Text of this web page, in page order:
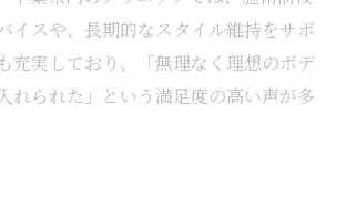
イスや、長期的なスタイル維持をサポ
充実しており、「無理なく理想のボデ
れられた」という満足度の高い声が多